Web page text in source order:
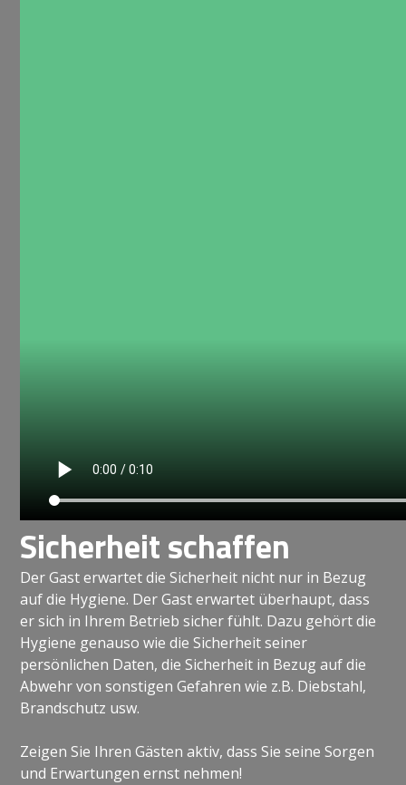
Sicherheit schaffen
Der Gast erwartet die Sicherheit nicht nur in Bezug
auf die Hygiene. Der Gast erwartet überhaupt, dass
er sich in Ihrem Betrieb sicher fühlt. Dazu gehört die
Hygiene genauso wie die Sicherheit seiner
persönlichen Daten, die Sicherheit in Bezug auf die
Abwehr von sonstigen Gefahren wie z.B. Diebstahl,
Brandschutz usw.
Zeigen Sie Ihren Gästen aktiv, dass Sie seine Sorgen
und Erwartungen ernst nehmen!